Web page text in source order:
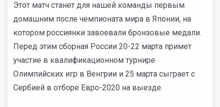
Этот матч станет для нашей команды первым
домашним после чемпионата мира в Японии, на
котором россиянки завоевали бронзовые медали.
Перед этим сборная России 20-22 марта примет
участие в квалификационном турнире
Олимпийских игр в Венгрии и 25 марта сыграет с
Сербией в отборе Евро-2020 на выезде.